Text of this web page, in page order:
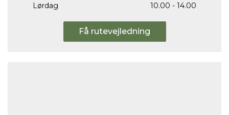
Lørdag
10.00 - 14.00
Få rutevejledning